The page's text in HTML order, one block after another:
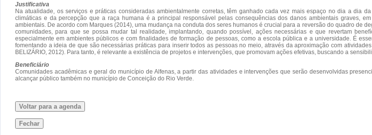
Justificativa
Na atualidade, os serviços e práticas consideradas ambientalmente corretas, têm ganhado cada vez mais espaço no dia a dia
climáticas e da percepção que a raça humana é a principal responsável pelas consequências dos danos ambientais graves,
ambientais. De acordo com Marques (2014), uma mudança na conduta dos seres humanos é crucial para a reversão do quadro de
comunidades, para que se possa mudar tal realidade, implantando, quando possível, ações necessárias e que revertam
especialmente em ambientes públicos e com finalidades de formação de pessoas, como a escola pública e a universidade. É
fomentando a ideia de que são necessárias práticas para inserir todos as pessoas no meio, através da aproximação com
BELIZÁRIO, 2012). Para tanto, é relevante a existência de projetos e intervenções, que promovam ações efetivas, buscando a
Beneficiário
Comunidades acadêmicas e geral do município de Alfenas, a partir das atividades e intervenções que serão desenvolvidas
alcançar público também no município de Conceição do Rio Verde.
Voltar para a agenda
Fechar